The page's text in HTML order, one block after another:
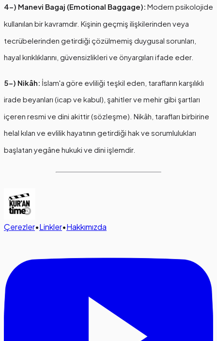
4-) Manevi Bagaj (Emotional Baggage): Modern psikolojide
kullanılan bir kavramdır. Kişinin geçmiş ilişkilerinden veya
tecrübelerinden getirdiği çözülmemiş duygusal sorunları,
hayal kırıklıklarını, güvensizlikleri ve önyargıları ifade eder.
5-) Nikâh: İslam'a göre evliliği teşkil eden, tarafların karşılıklı
irade beyanları (icap ve kabul), şahitler ve mehir gibi şartları
içeren resmi ve dini akittir (sözleşme). Nikâh, tarafları birbirine
helal kılan ve evlilik hayatının getirdiği hak ve sorumlulukları
başlatan yegâne hukuki ve dini işlemdir.
Çerezler•Linkler•Hakkımızda